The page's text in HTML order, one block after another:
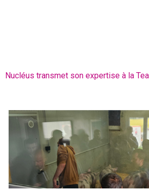
Nucléus transmet son expertise à la